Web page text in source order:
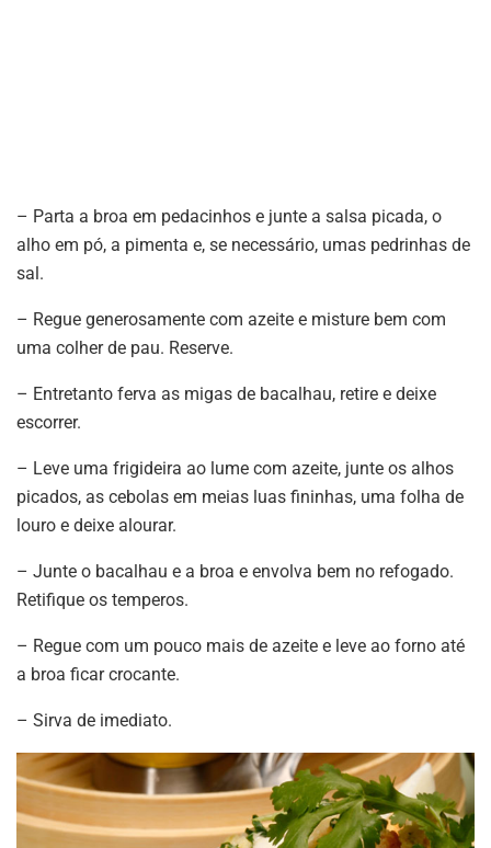
– Parta a broa em pedacinhos e junte a salsa picada, o
alho em pó, a pimenta e, se necessário, umas pedrinhas de
sal.
– Regue generosamente com azeite e misture bem com
uma colher de pau. Reserve.
– Entretanto ferva as migas de bacalhau, retire e deixe
escorrer.
– Leve uma frigideira ao lume com azeite, junte os alhos
picados, as cebolas em meias luas fininhas, uma folha de
louro e deixe alourar.
– Junte o bacalhau e a broa e envolva bem no refogado.
Retifique os temperos.
– Regue com um pouco mais de azeite e leve ao forno até
a broa ficar crocante.
– Sirva de imediato.